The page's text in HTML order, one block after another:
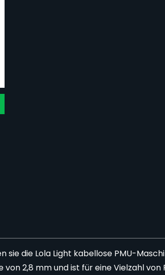
sie die Lola Light kabellose PMU-
2,8 mm und ist für eine Vielzahl